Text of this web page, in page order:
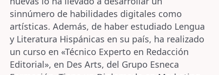
sinnúmero de habilidades digitales como
artísticas. Además, de haber estudiado Lengua
y Literatura Hispánicas en su país, ha realizado
un curso en «Técnico Experto en Redacción
Editorial», en Des Arts, del Grupo Esneca